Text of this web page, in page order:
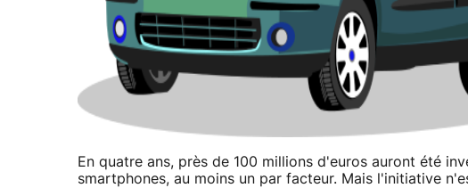
En quatre ans, près de 100 millions d'euros auront été
smartphones, au moins un par facteur. Mais l'initiative